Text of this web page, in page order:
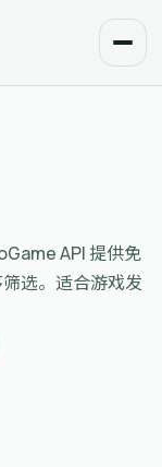
API 提供免
选。适合游戏发